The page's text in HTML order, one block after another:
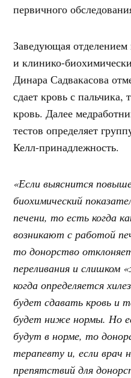
первичного
Заведующая
и клинико-
Динара Садвакасова
сдает кровь с пальчика,
кровь. Далее
тестов определяет
Келл-принадлежность.
«Если выяснится
биохимический
печени, то есть когда
возникают с работой
то донорство
переливания и слишком
когда определяется
будет сдавать кровь и
будет ниже нормы. Но
будут в норме, то
терапевту и, если врач
препятствий для